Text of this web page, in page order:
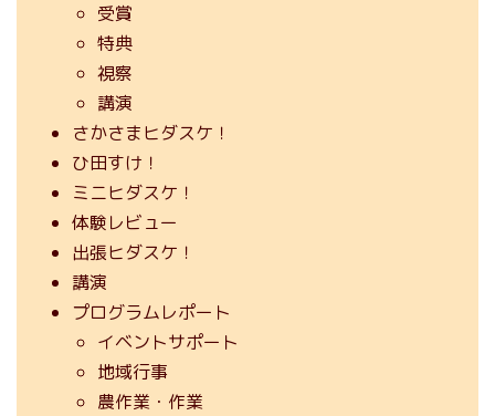
受賞
特典
視察
講演
さかさまヒダスケ！
ひ田すけ！
ミニヒダスケ！
体験レビュー
出張ヒダスケ！
講演
プログラムレポート
イベントサポート
地域行事
農作業・作業